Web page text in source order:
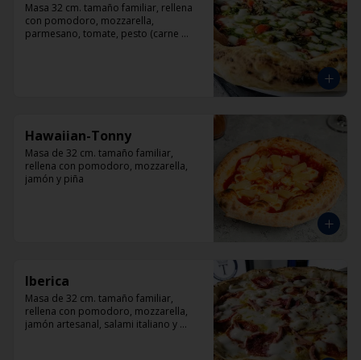
Masa 32 cm. tamaño familiar, rellena
con pomodoro, mozzarella,
parmesano, tomate, pesto (carne
Hawaiian-Tonny
Masa de 32 cm. tamaño familiar,
rellena con pomodoro, mozzarella,
jamón y piña
Iberica
Masa de 32 cm. tamaño familiar,
rellena con pomodoro, mozzarella,
jamón artesanal, salami italiano y